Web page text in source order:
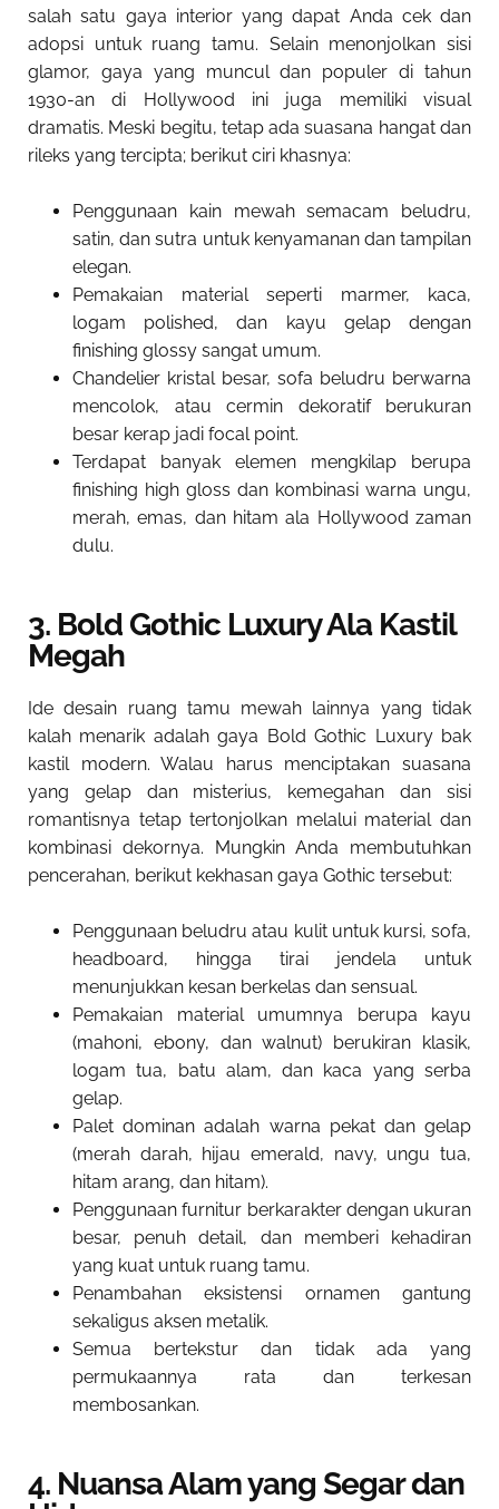
salah satu gaya interior yang dapat Anda cek dan
adopsi untuk ruang tamu. Selain menonjolkan sisi
glamor, gaya yang muncul dan populer di tahun
1930-an di Hollywood ini juga memiliki visual
dramatis. Meski begitu, tetap ada suasana hangat dan
rileks yang tercipta; berikut ciri khasnya:
Penggunaan kain mewah semacam beludru,
satin, dan sutra untuk kenyamanan dan tampilan
elegan.
Pemakaian material seperti marmer, kaca,
logam polished, dan kayu gelap dengan
finishing glossy sangat umum.
Chandelier kristal besar, sofa beludru berwarna
mencolok, atau cermin dekoratif berukuran
besar kerap jadi focal point.
Terdapat banyak elemen mengkilap berupa
finishing high gloss dan kombinasi warna ungu,
merah, emas, dan hitam ala Hollywood zaman
dulu.
3. Bold Gothic Luxury Ala Kastil
Megah
Ide desain ruang tamu mewah lainnya yang tidak
kalah menarik adalah gaya Bold Gothic Luxury bak
kastil modern. Walau harus menciptakan suasana
yang gelap dan misterius, kemegahan dan sisi
romantisnya tetap tertonjolkan melalui material dan
kombinasi dekornya. Mungkin Anda membutuhkan
pencerahan, berikut kekhasan gaya Gothic tersebut:
Penggunaan beludru atau kulit untuk kursi, sofa,
headboard, hingga tirai jendela untuk
menunjukkan kesan berkelas dan sensual.
Pemakaian material umumnya berupa kayu
(mahoni, ebony, dan walnut) berukiran klasik,
logam tua, batu alam, dan kaca yang serba
gelap.
Palet dominan adalah warna pekat dan gelap
(merah darah, hijau emerald, navy, ungu tua,
hitam arang, dan hitam).
Penggunaan furnitur berkarakter dengan ukuran
besar, penuh detail, dan memberi kehadiran
yang kuat untuk ruang tamu.
Penambahan eksistensi ornamen gantung
sekaligus aksen metalik.
Semua bertekstur dan tidak ada yang
permukaannya rata dan terkesan
membosankan.
4. Nuansa Alam yang Segar dan